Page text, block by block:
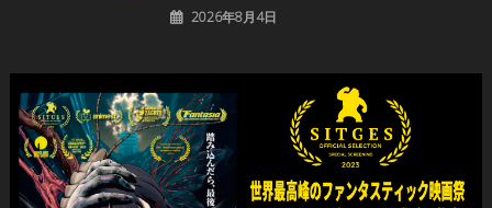
2026年8月4日